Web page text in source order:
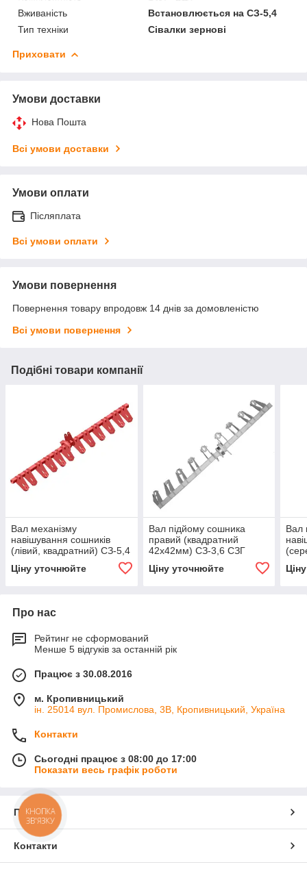
Вживаність
Встановлюється на СЗ-5,4
Тип техніки
Сівалки зернові
Приховати
Умови доставки
Нова Пошта
Всі умови доставки
Умови оплати
Післяплата
Всі умови оплати
Умови повернення
Повернення товару впродовж 14 днів за домовленістю
Всі умови повернення
Подібні товари компанії
Вал механізму
навішування сошників
(лівий, квадратний) СЗ-5,4
Ціну уточнюйте
Вал підйому сошника
правий (квадратний
42х42мм) СЗ-3,6 СЗГ
Ціну уточнюйте
Вал
Про нас
Рейтинг не сформований
Менше 5 відгуків за останній рік
Працює з 30.08.2016
м. Кропивницький
ін. 25014 вул. Промислова, 3В, Кропивницький, Україна
Контакти
Сьогодні працює з 08:00 до 17:00
Показати весь графік роботи
Про нас
Контакти
КНОПКА
ЗВ'ЯЗКУ